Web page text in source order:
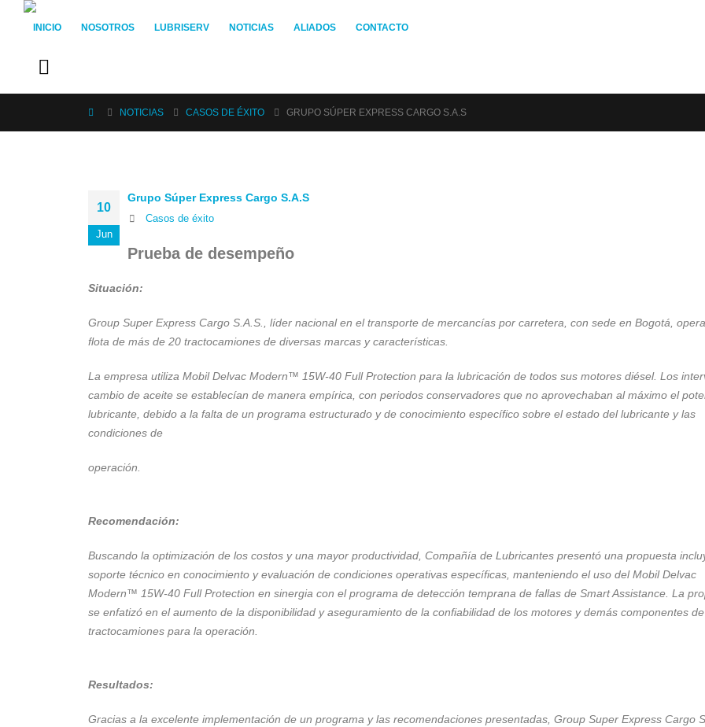
INICIO NOSOTROS LUBRISERV NOTICIAS ALIADOS CONTACTO
NOTICIAS CASOS DE ÉXITO GRUPO SÚPER EXPRESS CARGO S.A.S
10
Jun
Grupo Súper Express Cargo S.A.S
Casos de éxito
Prueba de desempeño
Situación:
Group Super Express Cargo S.A.S., líder nacional en el transporte de mercancías por carretera, con sede en Bogotá,
flota de más de 20 tractocamiones de diversas marcas y características.
La empresa utiliza Mobil Delvac Modern™ 15W-40 Full Protection para la lubricación de todos sus motores diésel. Los
cambio de aceite se establecían de manera empírica, con periodos conservadores que no aprovechaban al máximo el
lubricante, debido a la falta de un programa estructurado y de conocimiento específico sobre el estado del lubricante y las
condiciones de
operación.
Recomendación:
Buscando la optimización de los costos y una mayor productividad, Compañía de Lubricantes presentó una propuesta
soporte técnico en conocimiento y evaluación de condiciones operativas específicas, manteniendo el uso del Mobil Delvac
Modern™ 15W-40 Full Protection en sinergia con el programa de detección temprana de fallas de Smart Assistance. La
se enfatizó en el aumento de la disponibilidad y aseguramiento de la confiabilidad de los motores y demás componentes
tractocamiones para la operación.
Resultados:
Gracias a la excelente implementación de un programa y las recomendaciones presentadas, Group Super Express Cargo